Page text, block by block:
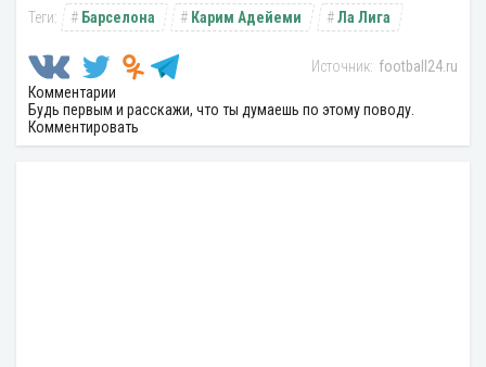
Барселона Карим Адейеми Ла Лига
football24.ru
Комментарии
Будь первым и расскажи, что ты думаешь по этому поводу.
Комментировать